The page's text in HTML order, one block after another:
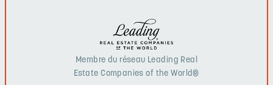
Membre du réseau Leading Real
Estate Companies of the World®